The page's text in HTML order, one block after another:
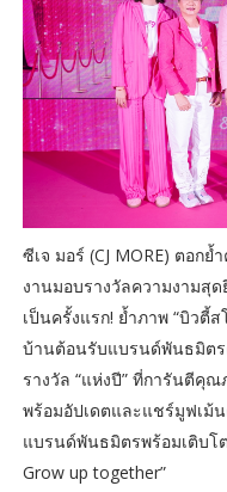
ซีเจ มอร์ (CJ MORE) ตอกย้
งานมอบรางวัลความงามสุด
เป็นครั้งแรก! ย้ำภาพ “บิวตี้
บ้านต้อนรับแบรนด์พันธมิต
รางวัล “แห่งปี” ที่การันตีคุ
พร้อมอัปเดตและแชร์มูฟเม้
แบรนด์พันธมิตรพร้อมเติบโ
Grow up together”